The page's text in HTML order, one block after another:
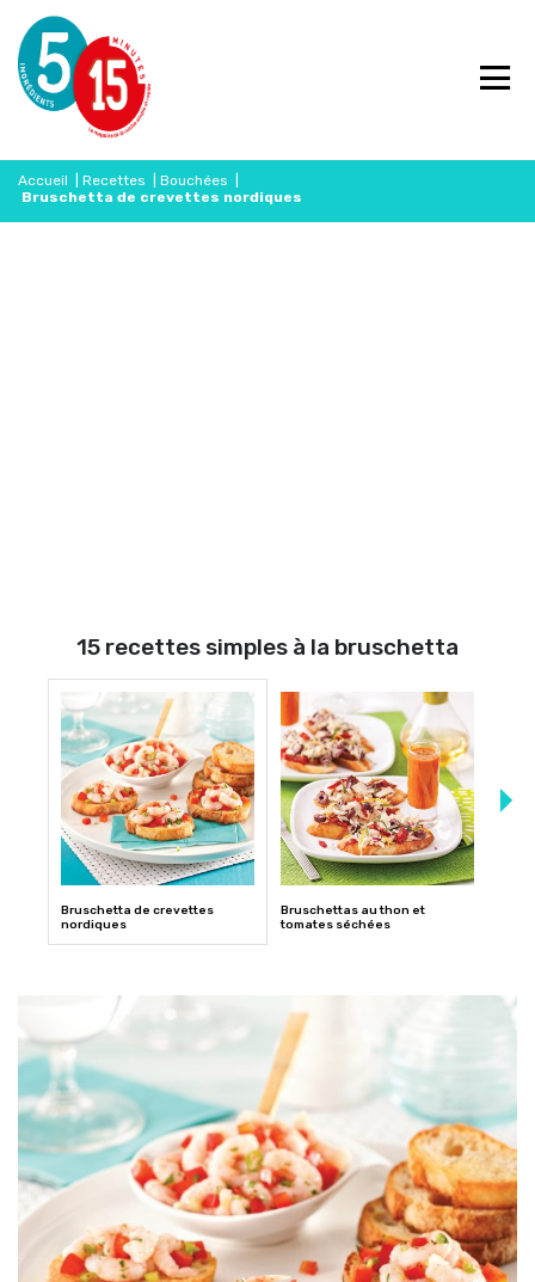
Accueil Recettes Bouchées
Bruschetta de crevettes nordiques
15 recettes simples à la bruschetta
Bruschetta de crevettes
nordiques
Bruschettas au thon et
tomates séchées